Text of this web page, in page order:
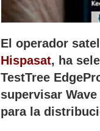
El operador
Hispasat, ha
TestTree
supervisar
para la